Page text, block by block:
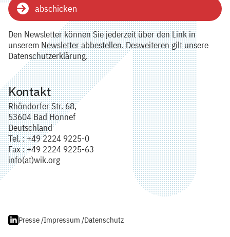
abschicken
Den Newsletter können Sie jederzeit über den Link in
unserem Newsletter abbestellen. Desweiteren gilt unsere
Datenschutzerklärung.
Kontakt
Rhöndorfer Str. 68,
53604 Bad Honnef
Deutschland
Tel. : +49 2224 9225-0
Fax : +49 2224 9225-63
info(at)wik.org
Presse /Impressum /Datenschutz